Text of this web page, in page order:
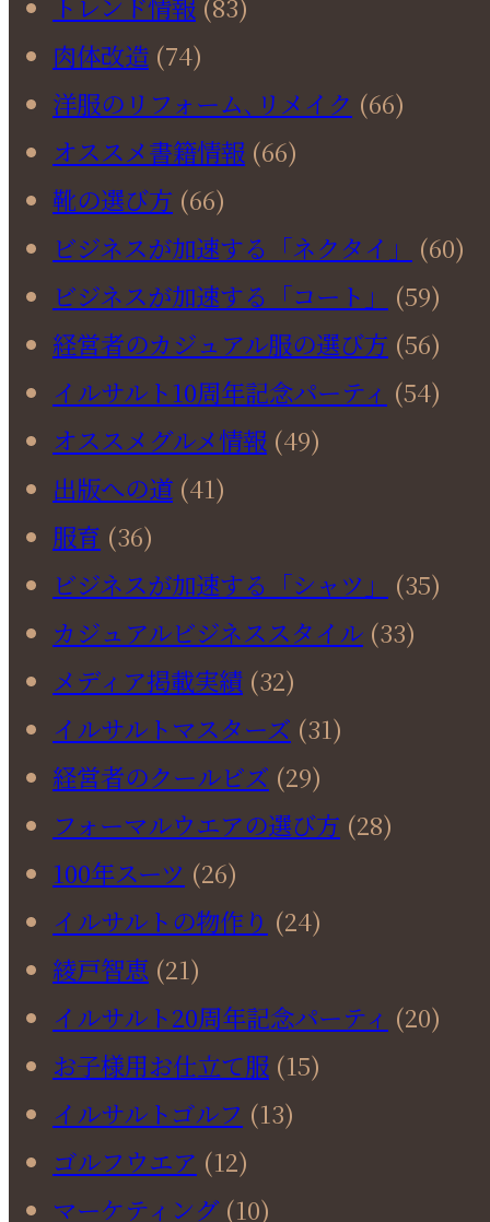
肉体改造 (74)
洋服のリフォーム､リメイク (66)
オススメ書籍情報 (66)
靴の選び方 (66)
ビジネスが加速する「ネクタイ」
(60)
ビジネスが加速する「コート」
(59)
経営者のカジュアル服の選び方 (56)
イルサルト10周年記念パーティ (54)
オススメグルメ情報 (49)
出版への道 (41)
服育 (36)
ビジネスが加速する「シャツ」
(35)
カジュアルビジネススタイル (33)
メディア掲載実績 (32)
イルサルトマスターズ (31)
経営者のクールビズ (29)
フォーマルウエアの選び方 (28)
100年スーツ (26)
イルサルトの物作り (24)
綾戸智恵 (21)
イルサルト20周年記念パーティ (20)
お子様用お仕立て服 (15)
イルサルトゴルフ (13)
ゴルフウエア (12)
マーケティング(10)